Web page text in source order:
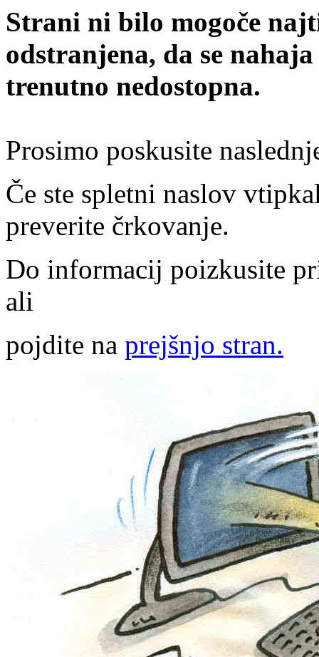
Strani ni bilo mogoče
odstranjena, da se
trenutno nedostopna.
Prosimo poskusite
Če ste spletni naslov
preverite črkovanje.
Do informacij poizkusite
ali
pojdite na prejšnjo stran.